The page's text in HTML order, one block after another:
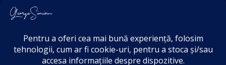
Politica cookies
Acordul de markting
Disclaimer